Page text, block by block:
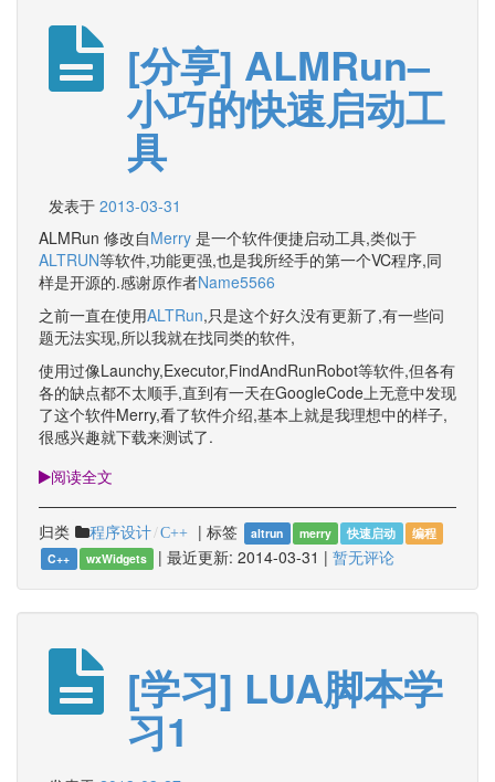
[分享] ALMRun–
小巧的快速启动工
具
发表于 2013-03-31
ALMRun 修改自Merry 是一个软件便捷启动工具,类似于
ALTRUN等软件,功能更强,也是我所经手的第一个VC程序,同
样是开源的.感谢原作者Name5566
之前一直在使用ALTRun,只是这个好久没有更新了,有一些问
题无法实现,所以我就在找同类的软件,
使用过像Launchy,Executor,FindAndRunRobot等软件,但各有
各的缺点都不太顺手,直到有一天在GoogleCode上无意中发现
了这个软件Merry,看了软件介绍,基本上就是我理想中的样子,
很感兴趣就下载来测试了.
阅读全文
归类 程序设计 C++ | 标签 altrun merry 快速启动
编程
C++
wxWidgets |最近更新: 2014-03-31 |暂无评论
[学习] LUA脚本学
习1